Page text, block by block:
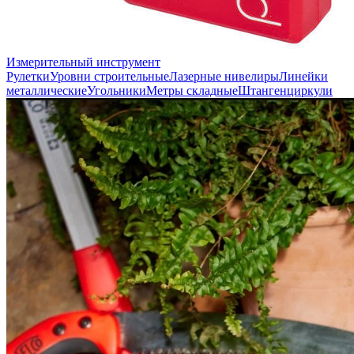
Измерительный инструмент
РулеткиУровни строительныеЛазерные нивелирыЛинейки
металлическиеУгольникиМетры складныеШтангенциркули